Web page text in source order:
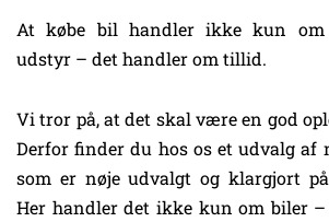
At købe bil handler ikke kun om
udstyr – det handler om tillid.
Vi tror på, at det skal være en god
Derfor finder du hos os et udvalg af
som er nøje udvalgt og klargjort
Her handler det ikke kun om biler